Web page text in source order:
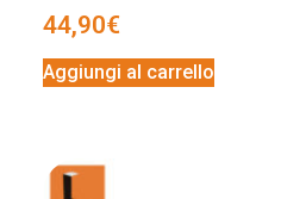
44,90€
Aggiungi al carrello